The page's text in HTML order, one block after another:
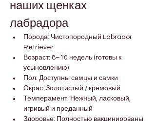
наших щенках
лабрадора
Порода: Чистопородный Labrador
Retriever
Возраст: 8–10 недель (готовы к
усыновлению)
Пол: Доступны самцы и самки
Окрас: Золотистый / кремовый
Темперамент: Нежный, ласковый,
игривый и преданный
Здоровье: Полностью вакцинированы,